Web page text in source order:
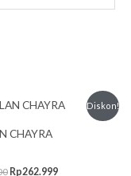
Diskon!
CHAYRA
Harga
aslinya
Rp375.000.
Rp262.999
Harga
saat